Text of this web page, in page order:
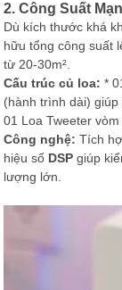
2. Công Suất
Dù kích thước khá
hữu tổng công suất
từ 20-30m².
Cấu trúc củ loa: *
(hành trình dài) giúp
01 Loa Tweeter
Công nghệ: Tích
hiệu số DSP giúp
lượng lớn.